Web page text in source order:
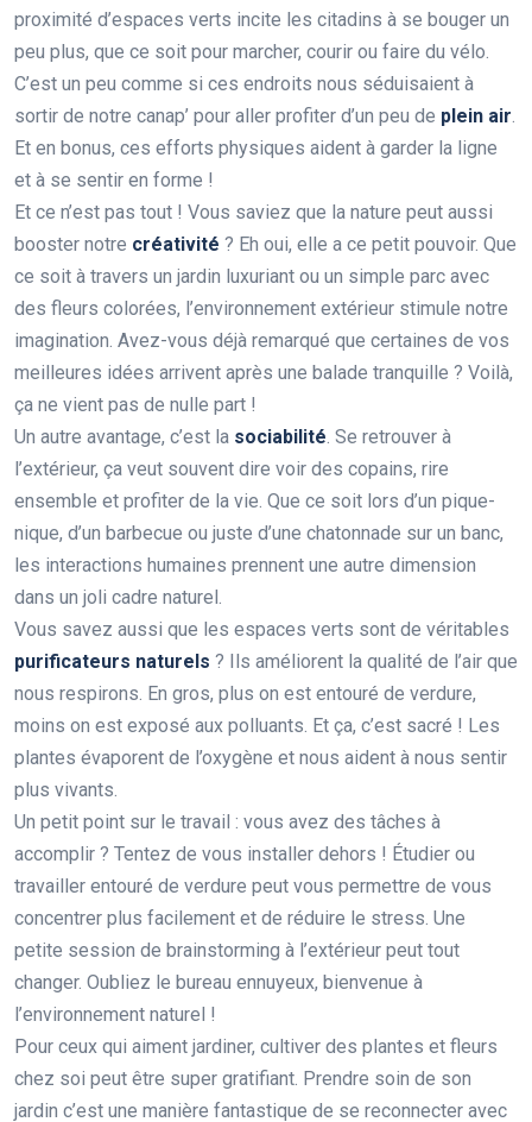
proximité d’espaces verts incite les citadins à se bouger un
peu plus, que ce soit pour marcher, courir ou faire du vélo.
C’est un peu comme si ces endroits nous séduisaient à
sortir de notre canap’ pour aller profiter d’un peu de plein air
Et en bonus, ces efforts physiques aident à garder la ligne
et à se sentir en forme !
Et ce n’est pas tout ! Vous saviez que la nature peut aussi
booster notre créativité ? Eh oui, elle a ce petit pouvoir. Que
ce soit à travers un jardin luxuriant ou un simple parc avec
des fleurs colorées, l’environnement extérieur stimule notre
imagination. Avez-vous déjà remarqué que certaines de vos
meilleures idées arrivent après une balade tranquille ? Voilà,
ça ne vient pas de nulle part !
Un autre avantage, c’est la sociabilité . Se retrouver à
l’extérieur, ça veut souvent dire voir des copains, rire
ensemble et profiter de la vie. Que ce soit lors d’un pique-
nique, d’un barbecue ou juste d’une chatonnade sur un banc,
les interactions humaines prennent une autre dimension
dans un joli cadre naturel.
Vous savez aussi que les espaces verts sont de véritables
purificateurs naturels ? Ils améliorent la qualité de l’air que
nous respirons. En gros, plus on est entouré de verdure,
moins on est exposé aux polluants. Et ça, c’est sacré ! Les
plantes évaporent de l’oxygène et nous aident à nous sentir
plus vivants.
Un petit point sur le travail : vous avez des tâches à
accomplir ? Tentez de vous installer dehors ! Étudier ou
travailler entouré de verdure peut vous permettre de vous
concentrer plus facilement et de réduire le stress. Une
petite session de brainstorming à l’extérieur peut tout
changer. Oubliez le bureau ennuyeux, bienvenue à
l’environnement naturel !
Pour ceux qui aiment jardiner, cultiver des plantes et fleurs
chez soi peut être super gratifiant. Prendre soin de son
jardin c’est une manière fantastique de se reconnecter avec